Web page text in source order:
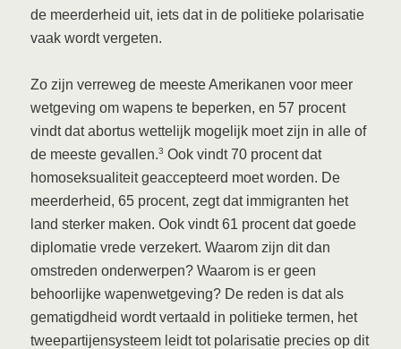
de meerderheid uit, iets dat in de politieke polarisatie
vaak wordt vergeten.
Zo zijn verreweg de meeste Amerikanen voor meer
wetgeving om wapens te beperken, en 57 procent
vindt dat abortus wettelijk mogelijk moet zijn in alle of
de meeste gevallen.3 Ook vindt 70 procent dat
homoseksualiteit geaccepteerd moet worden. De
meerderheid, 65 procent, zegt dat immigranten het
land sterker maken. Ook vindt 61 procent dat goede
diplomatie vrede verzekert. Waarom zijn dit dan
omstreden onderwerpen? Waarom is er geen
behoorlijke wapenwetgeving? De reden is dat als
gematigdheid wordt vertaald in politieke termen, het
tweepartijensysteem leidt tot polarisatie precies op dit